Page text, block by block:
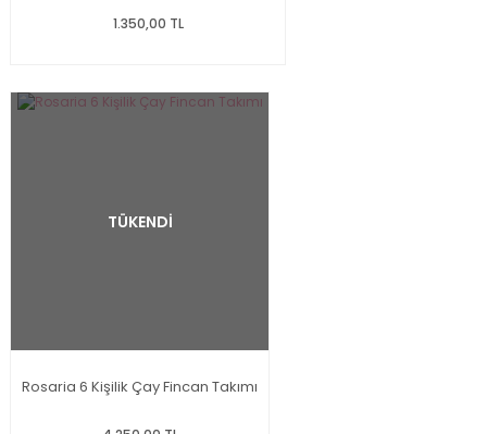
1.350,00 TL
TÜKENDİ
Rosaria 6 Kişilik Çay Fincan Takımı